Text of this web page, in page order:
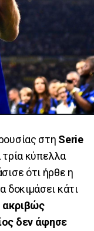
στη Serie
κύπελλα
ότι ήρθε η
δοκιμάσει κάτι
ακριβώς
δεν άφησε